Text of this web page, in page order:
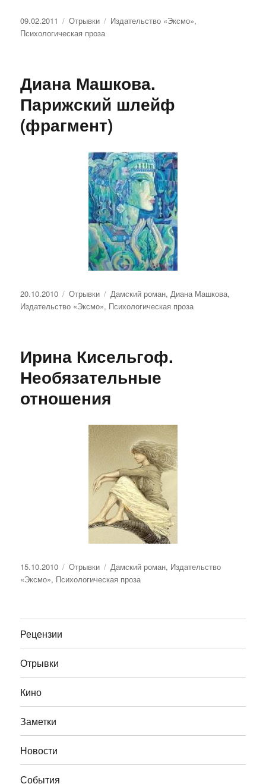
Опубликовано
09.02.2011 Рубрики
Отрывки Метки
Издательство «Эксмо»,
Психологическая проза
Диана Машкова.
Парижский шлейф
(фрагмент)
Опубликовано
20.10.2010 Рубрики
Отрывки Метки
Дамский роман,Диана Машкова,
Издательство «Эксмо», Психологическая проза
Ирина Кисельгоф.
Необязательные
отношения
Опубликовано
15.10.2010 Рубрики
Отрывки Метки
Дамский роман, Издательство
«Эксмо», Психологическая проза
Рецензии
Отрывки
Кино
Заметки
Новости
События